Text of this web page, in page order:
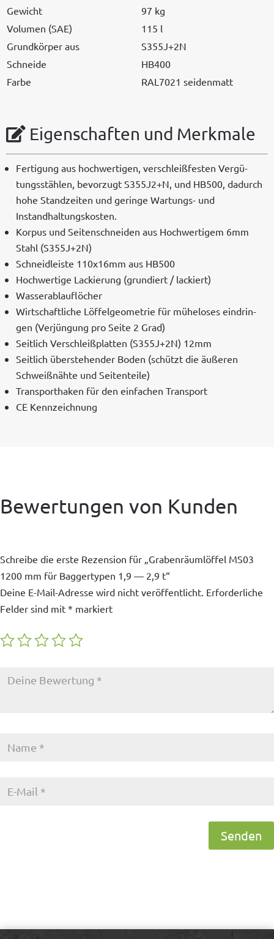
Gewicht
97 kg
Vol­u­men (SAE)
115 l
Grund­kör­p­er aus
S355J+2N
Schnei­de
HB400
Farbe
RAL7021 sei­den­matt
Eigenschaften und Merkmale
Fer­ti­gung aus hochw­er­ti­gen, ver­schleißfesten Vergü­
tungsstählen, bevorzugt S355J2+N, und HB500, dadurch
hohe Standzeit­en und geringe Wartungs- und
Instandhaltungskosten.
Kor­pus und Seit­en­schnei­den aus Hochw­er­tigem 6mm
Stahl (S355J+2N)
Schnei­dleiste 110x16mm aus HB500
Hochw­er­tige Lack­ierung (grundiert / lackiert)
Wasser­ablau­flöch­er
Wirtschaftliche Löf­fel­ge­ome­trie für müh­elos­es ein­drin­
gen (Ver­jün­gung pro Seite 2 Grad)
Seitlich Ver­schleiß­plat­ten (S355J+2N) 12mm
Seitlich über­ste­hen­der Boden (schützt die äußeren
Schweißnähte und Seitenteile)
Trans­porthak­en für den ein­fachen Transport
CE Kennze­ich­nung
Bewertungen von Kunden
Schreibe die erste Rezension für „Grabenräumlöffel MS03
1200 mm für Baggertypen 1,9 — 2,9 t“
Deine E-Mail-Adresse wird nicht veröffentlicht. Erforderliche
Felder sind mit * markiert
Senden